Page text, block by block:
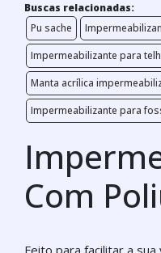
Buscas relacionadas:
Pu sache
Impermeabilizante para
Manta acrílica
Impermeabilizante para
Com
Feito para facilitar a